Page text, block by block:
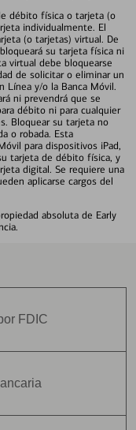
débito física o tarjeta (o
individualmente. El
(o tarjetas) virtual. De
su tarjeta física ni
virtual debe bloquearse
de solicitar o eliminar un
Línea y/o la Banca Móvil.
ni prevendrá que se
débito ni para cualquier
Bloquear su tarjeta no
o robada. Esta
para dispositivos iPad,
tarjeta de débito física, y
digital. Se requiere una
aplicarse cargos del
absoluta de Early
FDIC